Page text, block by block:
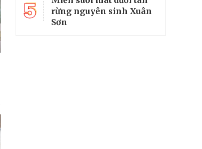
5
rừng nguyên sinh Xuân
Sơn